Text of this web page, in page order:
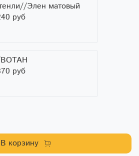
Элен матовый
руб
руб
В корзину